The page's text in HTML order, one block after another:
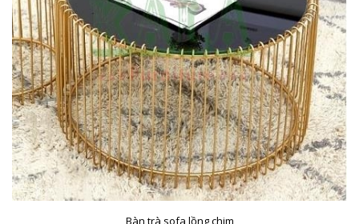
Bàn trà sofa lồng chim